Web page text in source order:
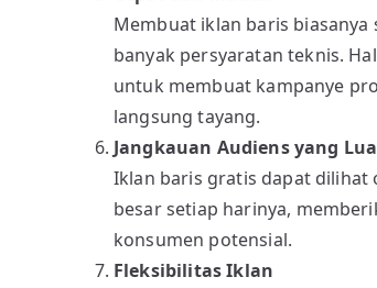
Membuat iklan baris
banyak persyaratan teknis.
untuk membuat kampanye
langsung tayang.
Jangkauan Audiens yang
Iklan baris gratis dapat
besar setiap harinya,
konsumen potensial.
Fleksibilitas Iklan